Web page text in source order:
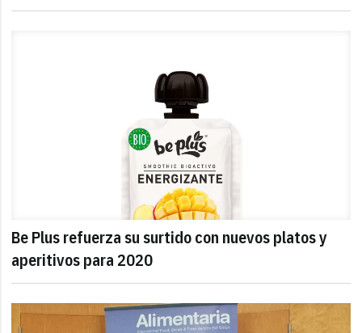
Be Plus refuerza su surtido con nuevos platos y
aperitivos para 2020